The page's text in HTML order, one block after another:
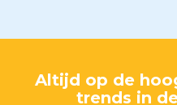
Altijd op de
trends in